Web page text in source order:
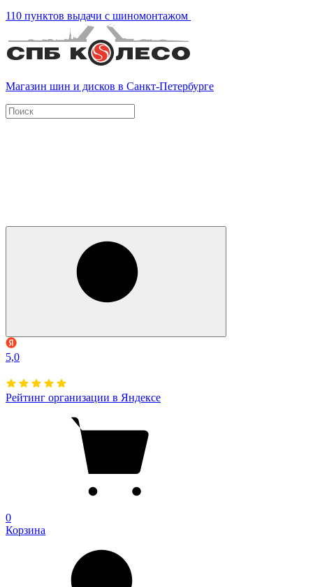
110 пунктов выдачи с шиномонтажом
Магазин шин и дисков в Санкт-Петербурге
5,0
Рейтинг организации в Яндексе
0
Корзина